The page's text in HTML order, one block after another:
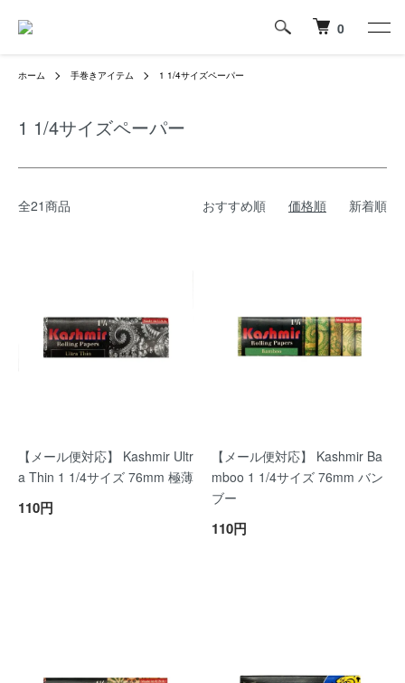
0
ホーム 手巻きアイテム 1 1/4サイズペーパー
1 1/4サイズペーパー
全21商品 おすすめ順 価格順 新着順
【メール便対応】 Kashmir Ultr
a Thin 1 1/4サイズ 76mm 極薄
110円
【メール便対応】 Kashmir Ba
mboo 1 1/4サイズ 76mm バン
ブー
110円